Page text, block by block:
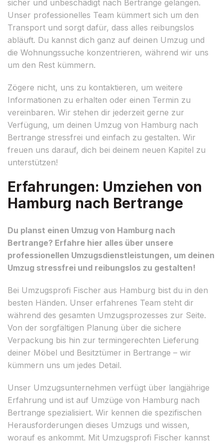
sicher und unbeschädigt nach Bertrange gelangen.
Unser professionelles Team kümmert sich um den
Transport und sorgt dafür, dass alles reibungslos
abläuft. Du kannst dich ganz auf deinen Umzug und
die Wohnungssuche konzentrieren, während wir uns
um den Rest kümmern.
Zögere nicht, uns zu kontaktieren, um weitere
Informationen zu erhalten oder einen Termin zu
vereinbaren. Wir stehen dir jederzeit gerne zur
Verfügung, um deinen Umzug von Hamburg nach
Bertrange stressfrei und einfach zu gestalten. Wir
freuen uns darauf, dich bei deinem neuen Kapitel zu
unterstützen!
Erfahrungen: Umziehen von
Hamburg nach Bertrange
Du planst einen Umzug von Hamburg nach
Bertrange? Erfahre hier alles über unsere
professionellen Umzugsdienstleistungen, um deinen
Umzug stressfrei und reibungslos zu gestalten!
Bei Umzugsprofi Fischer aus Hamburg bist du in den
besten Händen. Unser erfahrenes Team steht dir
während des gesamten Umzugsprozesses zur Seite.
Von der sorgfältigen Planung über die sichere
Verpackung bis hin zur termingerechten Lieferung
deiner Möbel und Besitztümer in Bertrange – wir
kümmern uns um jedes Detail.
Unser Umzugsunternehmen verfügt über langjährige
Erfahrung und ist auf Umzüge von Hamburg nach
Bertrange spezialisiert. Wir kennen die spezifischen
Herausforderungen dieses Umzugs und wissen,
worauf es ankommt. Mit Umzugsprofi Fischer kannst